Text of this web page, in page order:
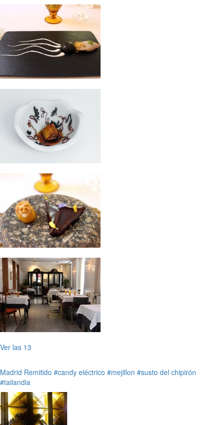
Ver las 13
Madrid Remitido #candy eléctrico #mejillon #susto del chipirón
#tailandia